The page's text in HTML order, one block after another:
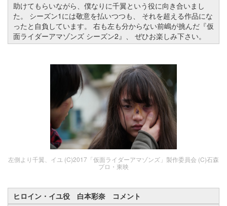
助けてもらいながら、僕なりに千翼という役に向き合いまし
た。 シーズン1には敬意を払いつつも、 それを超える作品にな
ったと自負しています。 右も左も分からない前嶋が挑んだ『仮
面ライダーアマゾンズ シーズン2』、 ぜひお楽しみ下さい。
左側より千翼、イユ (C)2017「仮面ライダーアマゾンズ」製作委員会 (C)石森
プロ・東映
ヒロイン・イユ役 白本彩奈 コメント